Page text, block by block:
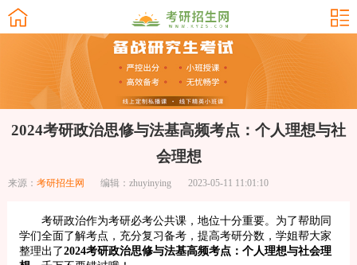
2024考研政治思修与法基高频考点：个人理想与社
会理想
来源： 考研招生网 编辑：zhuyinying 2023-05-11 11:01:10
考研政治作为考研必考公共课，地位十分重要。为了帮助同
学们全面了解考点，充分复习备考，提高考研分数，学姐帮大家
整理出了2024考研政治思修与法基高频考点：个人理想与社会理